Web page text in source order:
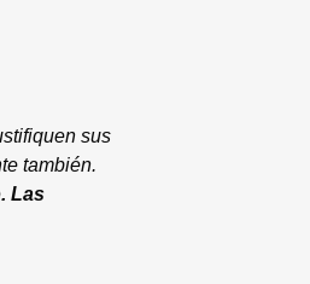
sus
también.
Las